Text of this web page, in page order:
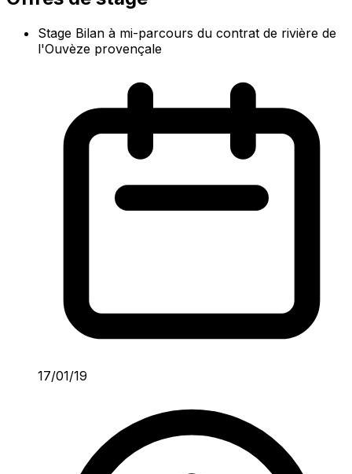
Stage Bilan à mi-parcours du contrat de rivière de
l'Ouvèze provençale
17/01/19